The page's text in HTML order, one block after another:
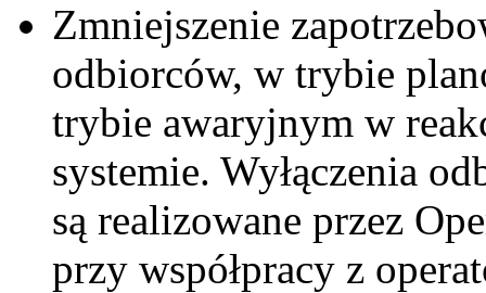
Zmniejszenie
odbiorców, w trybie
trybie awaryjnym w
systemie. Wyłączenia
są realizowane przez
przy współpracy z